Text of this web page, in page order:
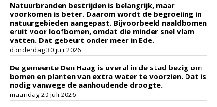
Natuurbranden bestrijden is belangrijk, maar
voorkomen is beter. Daarom wordt de begroeiing in
natuurgebieden aangepast. Bijvoorbeeld naaldbomen
eruit voor loofbomen, omdat die minder snel vlam
vatten. Dat gebeurt onder meer in Ede.
donderdag 30 juli 2026
De gemeente Den Haag is overal in de stad bezig om
bomen en planten van extra water te voorzien. Dat is
nodig vanwege de aanhoudende droogte.
maandag 20 juli 2026